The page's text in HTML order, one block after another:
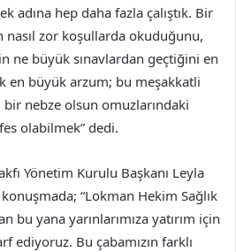
adına hep daha fazla çalıştık. Bir
nasıl zor koşullarda okuduğunu,
ne büyük sınavlardan geçtiğini en
en büyük arzum; bu meşakkatli
nebze olsun omuzlarındaki
olabilmek” dedi.
Yönetim Kurulu Başkanı Leyla
“Lokman Hekim Sağlık
bu yana yarınlarımıza yatırım için
ediyoruz. Bu çabamızın farklı